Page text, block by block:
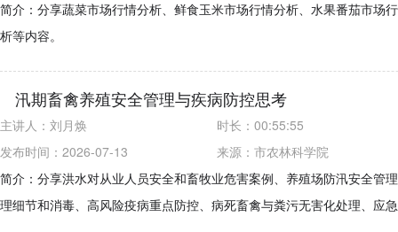
简介：分享蔬菜市场行情分析、鲜食玉米市场行情分析、水果番茄市场
析等内容。
汛期畜禽养殖安全管理与疾病防控思考
主讲人： 刘月焕 时长： 00:55:55
发布时间：2026-07-13
来源： 市农林科学院
简介：分享洪水对从业人员安全和畜牧业危害案例、养殖场防汛安全管
理细节和消毒、高风险疫病重点防控、病死畜禽与粪污无害化处理、应